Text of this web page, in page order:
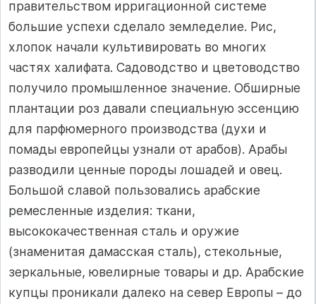
правительством ирригационной системе
большие успехи сделало земледелие. Рис,
хлопок начали культивировать во многих
частях халифата. Садоводство и цветоводство
получило промышленное значение. Обширные
плантации роз давали специальную эссенцию
для парфюмерного производства (духи и
помады европейцы узнали от арабов). Арабы
разводили ценные породы лошадей и овец.
Большой славой пользовались арабские
ремесленные изделия: ткани,
высококачественная сталь и оружие
(знаменитая дамасская сталь), стекольные,
зеркальные, ювелирные товары и др. Арабские
купцы проникали далеко на север Европы – до